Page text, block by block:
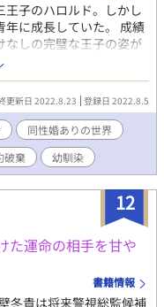
子のハロルド。しかし
に成長していた。 成績
なしの完璧な王子の姿が
ように可愛かったころに
に申し訳なくなったハロ
の無口な幼馴染（攻め）
の２話完結。番外編を
更新日 2022.8.23 登録日 2022.8.5
同性婚ありの世界
破棄 幼馴染
12
た運命の相手を甘や
書籍情報
冬貴は将来警視総監候補